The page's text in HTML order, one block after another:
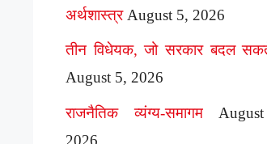
अर्थशास्त्र August 5, 2026
तीन विधेयक, जो सरकार बदल
August 5, 2026
राजनैतिक व्यंग्य-समागम
2026